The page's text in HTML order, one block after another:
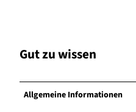
Gut zu wissen
Allgemeine Informationen